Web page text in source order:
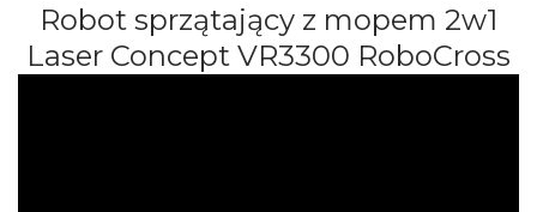
Robot sprzątający z mopem 2w1
Laser Concept VR3300 RoboCross